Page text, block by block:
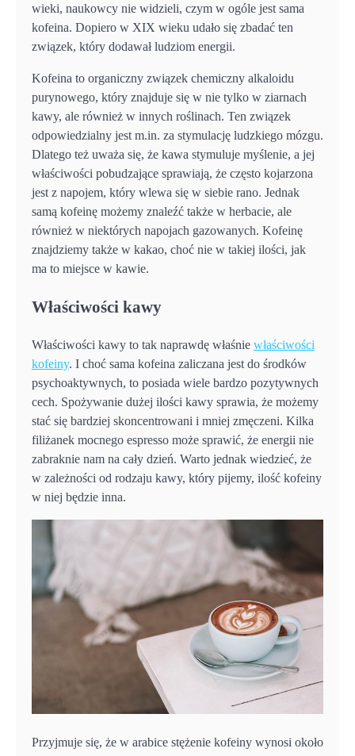
wieki, naukowcy nie widzieli, czym w ogóle jest sama
kofeina. Dopiero w XIX wieku udało się zbadać ten
związek, który dodawał ludziom energii.
Kofeina to organiczny związek chemiczny alkaloidu
purynowego, który znajduje się w nie tylko w ziarnach
kawy, ale również w innych roślinach. Ten związek
odpowiedzialny jest m.in. za stymulację ludzkiego mózgu.
Dlatego też uważa się, że kawa stymuluje myślenie, a jej
właściwości pobudzające sprawiają, że często kojarzona
jest z napojem, który wlewa się w siebie rano. Jednak
samą kofeinę możemy znaleźć także w herbacie, ale
również w niektórych napojach gazowanych. Kofeinę
znajdziemy także w kakao, choć nie w takiej ilości, jak
ma to miejsce w kawie.
Właściwości kawy
Właściwości kawy to tak naprawdę właśnie właściwości
kofeiny. I choć sama kofeina zaliczana jest do środków
psychoaktywnych, to posiada wiele bardzo pozytywnych
cech. Spożywanie dużej ilości kawy sprawia, że możemy
stać się bardziej skoncentrowani i mniej zmęczeni. Kilka
filiżanek mocnego espresso może sprawić, że energii nie
zabraknie nam na cały dzień. Warto jednak wiedzieć, że
w zależności od rodzaju kawy, który pijemy, ilość kofeiny
w niej będzie inna.
Przyjmuje się, że w arabice stężenie kofeiny wynosi około